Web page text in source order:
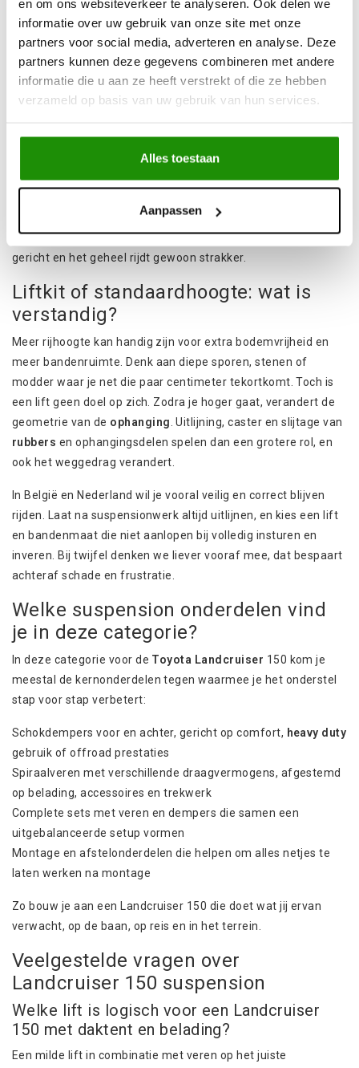
en om ons websiteverkeer te analyseren. Ook delen we
informatie over uw gebruik van onze site met onze
partners voor social media, adverteren en analyse. Deze
partners kunnen deze gegevens combineren met andere
informatie die u aan ze heeft verstrekt of die ze hebben
verzameld op basis van uw gebruik van hun services.
Alles toestaan
Aanpassen
dagelijkse rijden?
Een onderstel dat bij je gebruik past, voel je meteen. De auto
duikt minder bijremmen en blijft rustiger in rotondes en
snelle bochten. Op wasbord en gravel krijg je minder gestuiter
en blijven de wielen langer contact houden met de
Rijd je vaak met extraaccessoireszoals een stalen bumper,
setup dat de achterkant inzakt of dat de neus te licht wordt.
Je rijhoogte blijft consistenter, jeverlichting blijft beter
gericht en het geheel rijdt gewoon strakker.
Liftkit of standaardhoogte: wat is
verstandig?
Meer rijhoogte kan handig zijn voor extra bodemvrijheid en
meer bandenruimte. Denk aan diepe sporen, stenen of
modder waar je net die paar centimeter tekortkomt. Toch is
een lift geen doel op zich. Zodra je hoger gaat, verandert de
geometrie van de ophanging . Uitlijning, caster en slijtage van
rubbers en ophangingsdelen spelen dan een grotere rol, en
ook het weggedrag verandert.
In België en Nederland wil je vooral veilig en correct blijven
rijden. Laat na suspensionwerk altijd uitlijnen, en kies een lift
en bandenmaat die niet aanlopen bij volledig insturen en
inveren. Bij twijfel denken we liever vooraf mee, dat bespaart
achteraf schade en frustratie.
Welke suspension onderdelen vind
je in deze categorie?
In deze categorie voor de Toyota Landcruiser 150 kom je
meestal de kernonderdelen tegen waarmee je het onderstel
stap voor stap verbetert:
Schokdempers voor en achter, gericht op comfort, heavy duty
gebruik of offroad prestaties
Spiraalveren met verschillende draagvermogens, afgestemd
op belading, accessoires en trekwerk
Complete sets met veren en dempers die samen een
uitgebalanceerde setup vormen
Montage en afstelonderdelen die helpen om alles netjes te
laten werken na montage
Zo bouw je aan een Landcruiser 150 die doet wat jij ervan
verwacht, op de baan, op reis en in het terrein.
Veelgestelde vragen over
Landcruiser 150 suspension
Welke lift is logisch voor een Landcruiser
150 met daktent en belading?
Een milde lift in combinatie met veren op het juiste